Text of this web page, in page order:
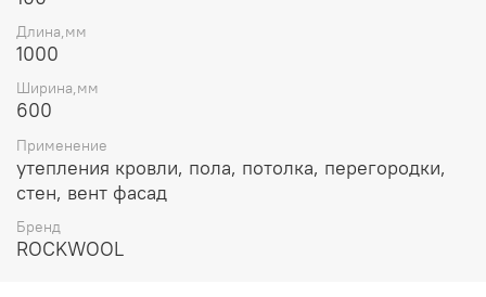
Утеплитель дышит;
Экологичная минвата;
Длина,мм
1000
Ширина,мм
600
Применение
утепления кровли, пола, потолка, перегородки,
стен, вент фасад
Бренд
ROCKWOOL